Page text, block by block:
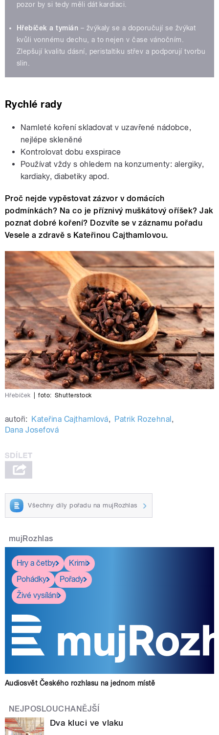
pozor by si tedy měli dát kardiaci.
Hřebíček a tymián – žvýkaly se a doporučují se žvýkat
kvůli vonnému dechu, a to nejen v čase vánočním.
Zlepšují kvalitu dásní, peristaltiku střev a podporují tvorbu
slin.
Rychlé rady
Namleté koření skladovat v uzavřené nádobce,
nejlépe skleněné
Kontrolovat dobu exspirace
Používat vždy s ohledem na konzumenty: alergiky,
kardiaky, diabetiky apod.
Proč nejde vypěstovat zázvor v domácích
podmínkách? Na co je příznivý muškátový oříšek? Jak
poznat dobré koření? Dozvíte se v záznamu pořadu
Vesele a zdravě s Kateřinou Cajthamlovou.
Hřebíček foto: Shutterstock
autoři: Kateřina Cajthamlová, Patrik Rozehnal ,
Dana Josefová
Všechny díly pořadu na mujRozhlas
mujRozhlas
Hry a četby
Krimi
Pohádky
Pořady
Živé vysílání
Audiosvět Českého rozhlasu na jednom místě
NEJPOSLOUCHANĚJŠÍ
Dva kluci ve vlaku